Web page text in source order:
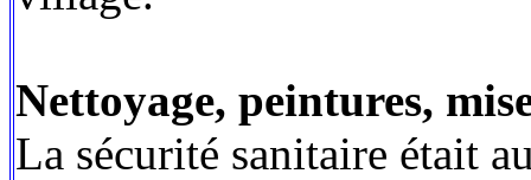
Nettoyage, peintures,
La sécurité sanitaire était